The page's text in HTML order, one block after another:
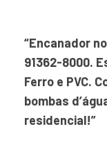
“Encanador
91362-8000.
Ferro e PVC.
bombas
residencial!”